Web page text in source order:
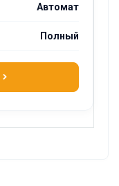
Автомат
Полный